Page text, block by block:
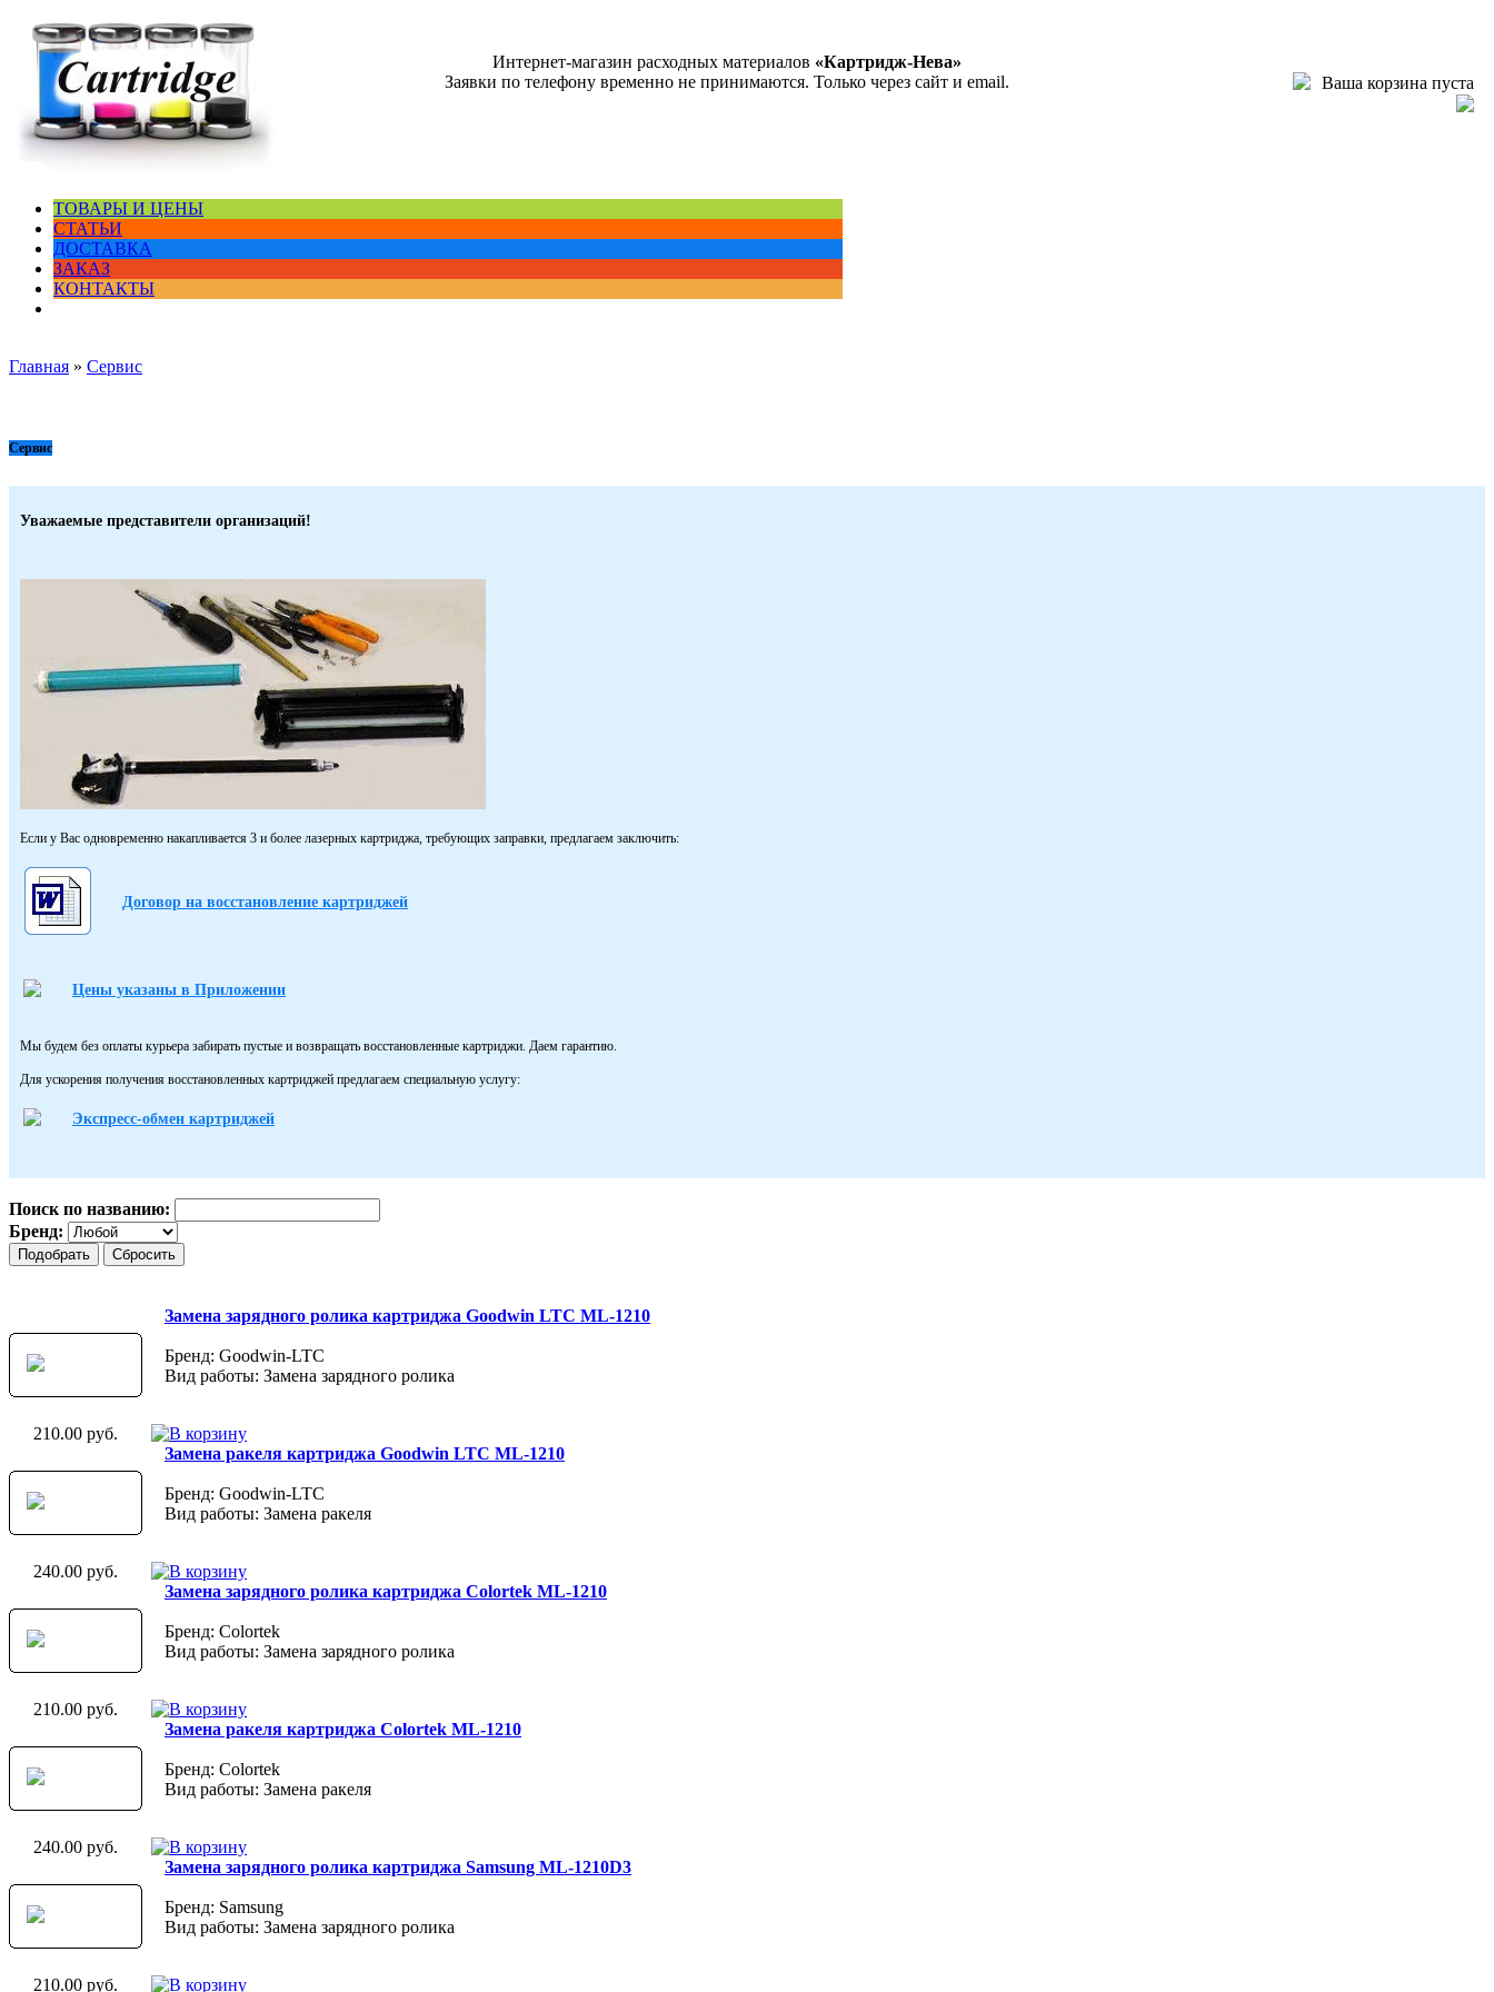
Интернет-магазин расходных материалов «Картридж-Нева»
Заявки по телефону временно не принимаются. Только через сайт и email.
Ваша корзина пуста
ТОВАРЫ И ЦЕНЫ
СТАТЬИ
ДОСТАВКА
ЗАКАЗ
КОНТАКТЫ
Главная » Сервис
Сервис
Уважаемые представители организаций!
Если у Вас одновременно накапливается 3 и более лазерных картриджа, требующих заправки, предлагаем заключить:
Договор на восстановление картриджей
Цены указаны в Приложении
Мы будем без оплаты курьера забирать пустые и возвращать восстановленные картриджи. Даем гарантию.
Для ускорения получения восстановленных картриджей предлагаем специальную услугу:
Экспресс-обмен картриджей
Поиск по названию:
Бренд:
Замена зарядного ролика картриджа Goodwin LTC ML-1210
Бренд: Goodwin-LTC
Вид работы: Замена зарядного ролика
210.00 руб.
Замена ракеля картриджа Goodwin LTC ML-1210
Бренд: Goodwin-LTC
Вид работы: Замена ракеля
240.00 руб.
Замена зарядного ролика картриджа Colortek ML-1210
Бренд: Colortek
Вид работы: Замена зарядного ролика
210.00 руб.
Замена ракеля картриджа Colortek ML-1210
Бренд: Colortek
Вид работы: Замена ракеля
240.00 руб.
Замена зарядного ролика картриджа Samsung ML-1210D3
Бренд: Samsung
Вид работы: Замена зарядного ролика
210.00 руб.